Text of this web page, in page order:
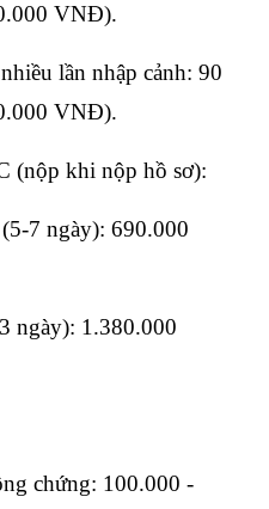
VNĐ).
lần nhập cảnh: 90
VNĐ).
(nộp khi nộp hồ sơ):
7 ngày): 690.000
ngày): 1.380.000
chứng: 100.000 -